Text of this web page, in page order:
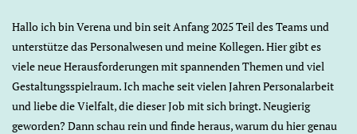
Hallo ich bin Verena und bin seit Anfang 2025 Teil des Teams und
unterstütze das Personalwesen und meine Kollegen. Hier gibt es
viele neue Herausforderungen mit spannenden Themen und viel
Gestaltungsspielraum. Ich mache seit vielen Jahren Personalarbeit
und liebe die Vielfalt, die dieser Job mit sich bringt. Neugierig
geworden? Dann schau rein und finde heraus, warum du hier genau